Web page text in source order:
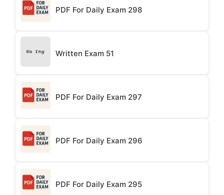
PDF For Daily Exam 298
Written Exam 51
PDF For Daily Exam 297
PDF For Daily Exam 296
PDF For Daily Exam 295